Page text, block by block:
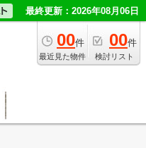
最終更新：2026年08月06日
00件
最近見た物件
00件
検討リスト